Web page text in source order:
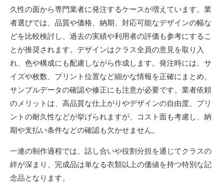
久性の面から専門業者に発注するケースが増えています。業
者選びでは、品質や価格、納期、対応可能なデザインの幅な
どを比較検討し、過去の実績や利用者の評価も参考にするこ
とが推奨されます。デザインはクラス全員の意見を取り入
れ、色や構成にも配慮しながら作成します。発注時には、サ
イズや枚数、プリント位置など細かな情報を正確にまとめ、
サンプルデータの確認や修正にも注意が必要です。業者依頼
のメリットは、高品質な仕上がりやデザインの自由度、プリ
ントの耐久性などが挙げられますが、コスト面も考慮し、納
期や支払い条件などの確認も欠かせません。
一連の制作過程では、話し合いや役割分担を通じてクラスの
絆が深まり、完成品は単なる衣類以上の価値を持つ特別な記
念品となります。